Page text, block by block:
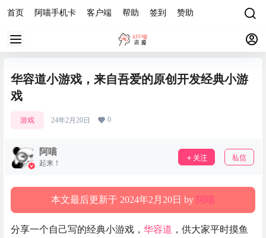
首页 阿喵手机卡 客户端 帮助 签到 赞助
华容道小游戏，来自吾爱的原创开发经典小游
戏
游戏 24年2月20日 0
阿喵
起来！
关注 私信
本文最后更新于 2024年2月20日 by 阿喵
分享一个自己写的经典小游戏， 华容道 ，供大家平时摸鱼